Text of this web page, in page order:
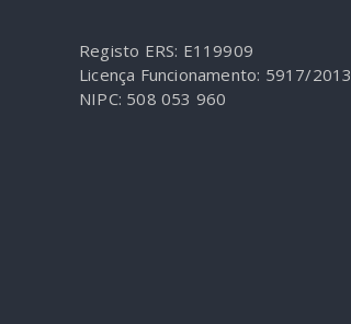
Registo ERS: E119909
Licença Funcionamento: 5917/2013
NIPC: 508 053 960